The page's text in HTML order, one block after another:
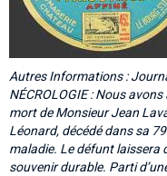
Autres Informations :
NÉCROLOGIE : Nous
mort de Monsieur Jean
Léonard, décédé dans sa
maladie. Le défunt laissera
souvenir durable. Parti